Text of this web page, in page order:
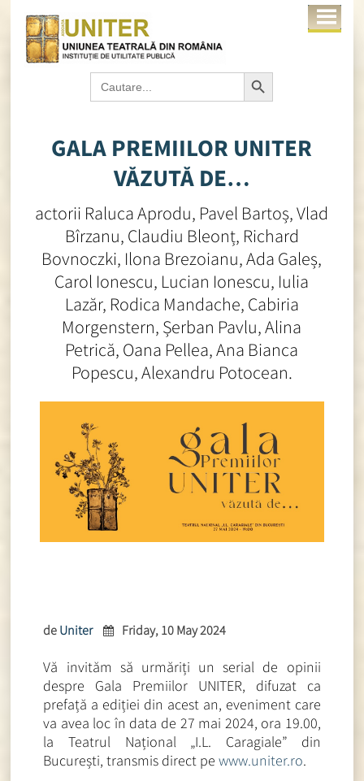
Search
for:
Search Button
GALA PREMIILOR UNITER
VĂZUTĂ DE…
actorii Raluca Aprodu, Pavel Bartoș, Vlad
Bîrzanu, Claudiu Bleonț, Richard
Bovnoczki, Ilona Brezoianu, Ada Galeș,
Carol Ionescu, Lucian Ionescu, Iulia
Lazăr, Rodica Mandache, Cabiria
Morgenstern, Șerban Pavlu, Alina
Petrică, Oana Pellea, Ana Bianca
Popescu, Alexandru Potocean.
de Uniter Friday, 10 May 2024
Vă invităm să urmăriți un serial de opinii
despre Gala Premiilor UNITER, difuzat ca
prefață a ediției din acest an, eveniment care
va avea loc în data de 27 mai 2024, ora 19.00,
la Teatrul Național „I.L. Caragiale” din
București, transmis direct pewww.uniter.ro.